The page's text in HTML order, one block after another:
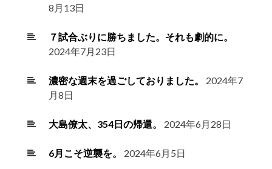
8月13日
７試合ぶりに勝ちました。それも劇的に。
2024年7月23日
濃密な週末を過ごしておりました。
2024年7
月8日
大島僚太、354日の帰還。 2024年6月28日
6月こそ逆襲を。 2024年6月5日